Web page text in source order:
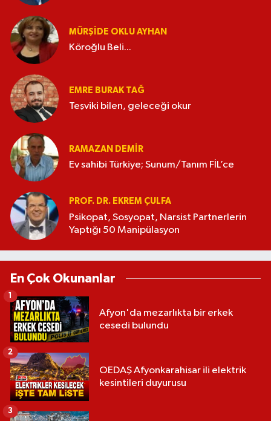
MÜRŞIDE OKLU AYHAN
Köroğlu Beli...
EMRE BURAK TAĞ
Teşviki bilen, geleceği okur
RAMAZAN DEMİR
Ev sahibi Türkiye; Sunum/Tanım FİL’ce
PROF. DR. EKREM ÇULFA
Psikopat, Sosyopat, Narsist Partnerlerin
Yaptığı 50 Manipülasyon
En Çok Okunanlar
Afyon'da mezarlıkta bir erkek
cesedi bulundu
1
OEDAŞ Afyonkarahisar ili elektrik
kesintileri duyurusu
2
3